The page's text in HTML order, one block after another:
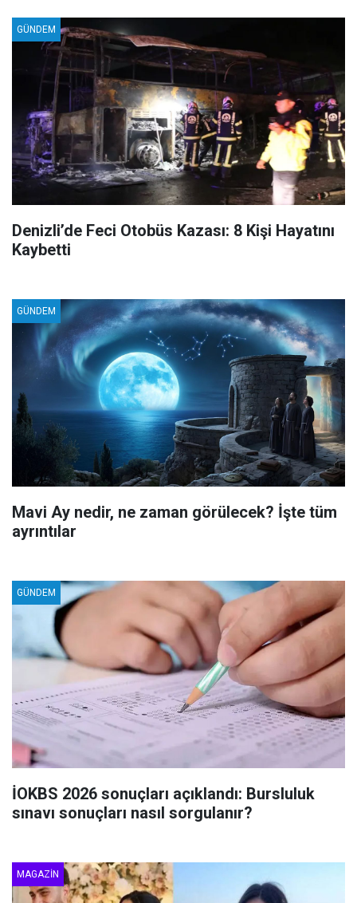
Denizli’de Feci Otobüs Kazası: 8 Kişi Hayatını
Kaybetti
GÜNDEM
Mavi Ay nedir, ne zaman görülecek? İşte tüm
ayrıntılar
GÜNDEM
İOKBS 2026 sonuçları açıklandı: Bursluluk
sınavı sonuçları nasıl sorgulanır?
GÜNDEM
MAGAZIN